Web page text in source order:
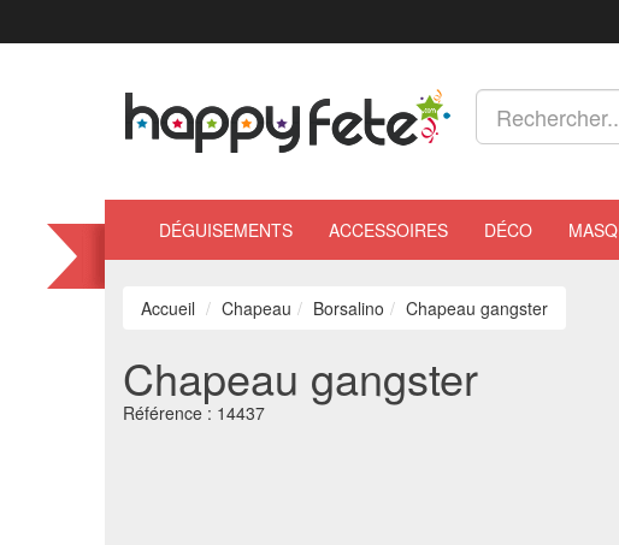
DÉGUISEMENTS ACCESSOIRES DÉCO
Accueil Chapeau Borsalino Chapeau gangster
Chapeau gangster
Référence : 14437